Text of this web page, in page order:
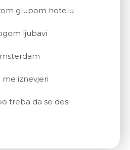
glupom hotelu
ljubavi
me iznevjeri
treba da se desi